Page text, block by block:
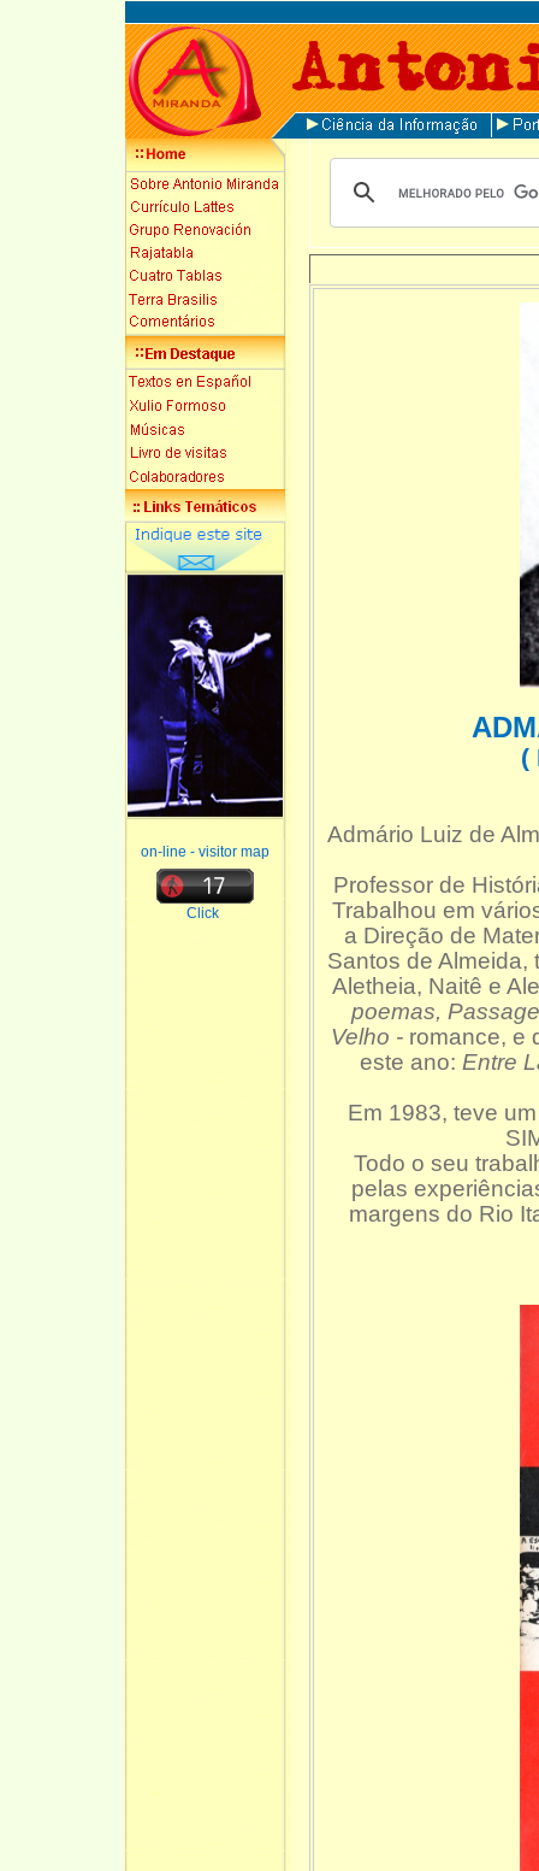
on-line - visitor map
Click
(
Admário Luiz de
Professor de
Trabalhou em
a Direção de
Santos de Almeida,
Aletheia, Naitê e
poemas,
Velho - romance, e
este ano: Entre
Em 1983, teve
Todo o seu
pelas
margens do Rio